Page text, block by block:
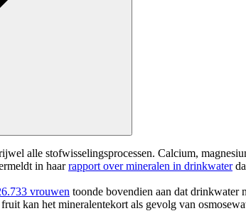
alle stofwisselingsprocessen. Calcium,
in haarrapport over mineralen in drinkwater
vrouwen toonde bovendien aan dat drinkwater
kan het mineralentekort als gevolg van